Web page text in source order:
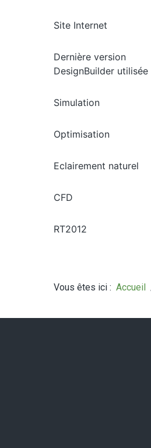
Site Internet
Dernière version
DesignBuilder utilisée
Simulation
Optimisation
Eclairement naturel
CFD
RT2012
Vous êtes ici : Accueil